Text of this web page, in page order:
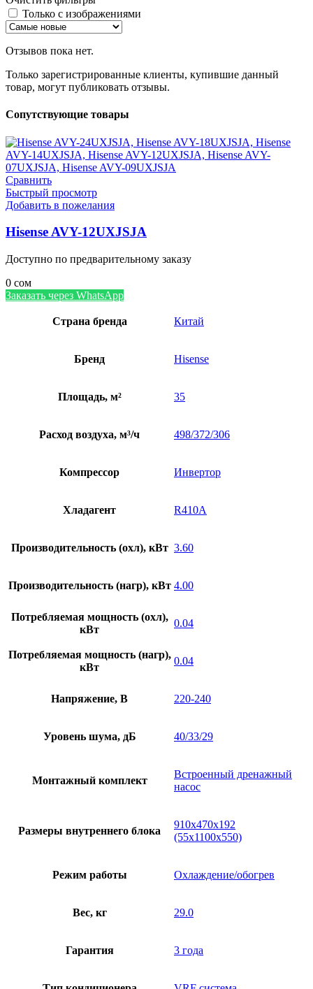
Только с изображениями
Отзывов пока нет.
Только зарегистрированные клиенты, купившие данный
товар, могут публиковать отзывы.
Сопутствующие товары
Сравнить
Быстрый просмотр
Добавить в пожелания
Hisense AVY-12UXJSJA
Доступно по предварительному заказу
0 сом
Заказать через WhatsApp
Страна бренда Китай
Бренд Hisense
Площадь, м² 35
Расход воздуха, м³/ч 498/372/306
Компрессор Инвертор
Хладагент R410A
Производительность (охл), кВт 3.60
Производительность (нагр), кВт 4.00
Потребляемая мощность (охл),
кВт
0.04
Потребляемая мощность (нагр),
кВт
0.04
Напряжение, В 220-240
Уровень шума, дБ 40/33/29
Монтажный комплект
Встроенный дренажный
насос
Размеры внутреннего блока
910х470х192
(55x1100x550)
Режим работы Охлаждение/обогрев
Вес, кг 29.0
Гарантия 3 года